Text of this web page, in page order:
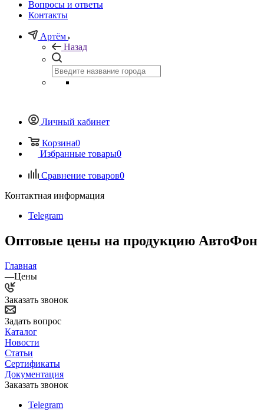
Вопросы и ответы
Контакты
Артём
Назад
Личный кабинет
Корзина0
Избранные товары0
Сравнение товаров0
Контактная информация
Telegram
Оптовые цены на продукцию АвтоФон
Главная
—Цены
Заказать звонок
Задать вопрос
Каталог
Новости
Статьи
Сертификаты
Документация
Заказать звонок
Telegram